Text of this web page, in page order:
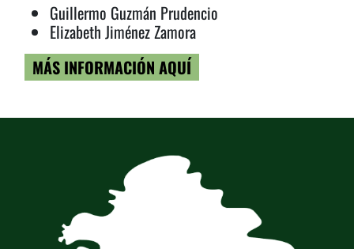
Guillermo Guzmán Prudencio
Elizabeth Jiménez Zamora
MÁS INFORMACIÓN AQUÍ